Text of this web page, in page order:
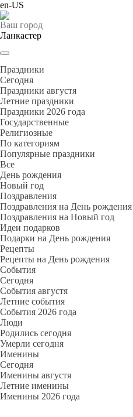
en-US
Ваш город
Ланкастер
Праздники
Cегодня
Праздники августя
Летние праздники
Праздники 2026 года
Государственные
Религиозные
По категориям
Популярные праздники
Все
День рождения
Новый год
Поздравления
Поздравления на День рождения
Поздравления на Новый год
Идеи подарков
Подарки на День рождения
Рецепты
Рецепты на День рождения
События
Cегодня
События августя
Летние события
События 2026 года
Люди
Родились сегодня
Умерли сегодня
Именины
Cегодня
Именины августя
Летние именины
Именины 2026 года